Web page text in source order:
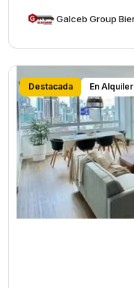
Destacada En Alquiler